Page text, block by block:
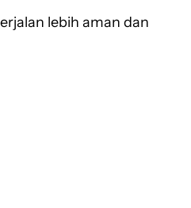
lebih aman dan